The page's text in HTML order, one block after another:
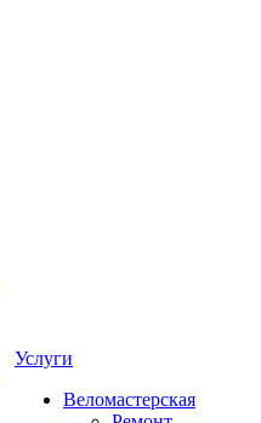
Услуги
Веломастерская